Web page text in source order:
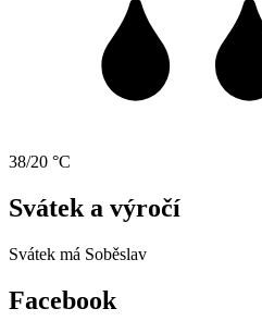
38/20 °C
Svátek a výročí
Svátek má Soběslav
Facebook